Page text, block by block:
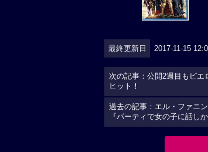
最終更新日 2017-11-15
次の記事：公開2週目もピエ
ヒット！
過去の記事：エル・ファニ
『パーティで女の子に話し